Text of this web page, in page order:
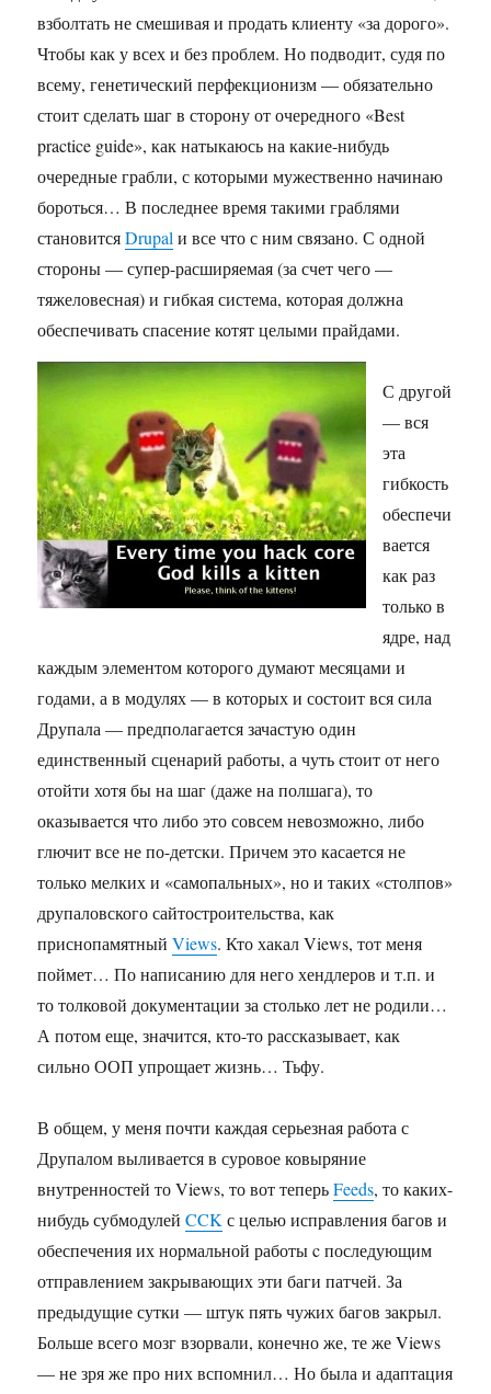
взболтать не смешивая и продать клиенту «за дорого».
Чтобы как у всех и без проблем. Но подводит, судя по
всему, генетический перфекционизм — обязательно
стоит сделать шаг в сторону от очередного «Best
practice guide», как натыкаюсь на какие-нибудь
очередные грабли, с которыми мужественно начинаю
бороться… В последнее время такими граблями
становитсяDrupal и все что с ним связано. С одной
стороны — супер-расширяемая (за счет чего —
тяжеловесная) и гибкая система, которая должна
обеспечивать спасение котят целыми прайдами.
С другой
— вся
эта
гибкость
обеспечи
вается
как раз
только в
ядре, над
каждым элементом которого думают месяцами и
годами, а в модулях — в которых и состоит вся сила
Друпала — предполагается зачастую один
единственный сценарий работы, а чуть стоит от него
отойти хотя бы на шаг (даже на полшага), то
оказывается что либо это совсем невозможно, либо
глючит все не по-детски. Причем это касается не
только мелких и «самопальных», но и таких «столпов»
друпаловского сайтостроительства, как
приснопамятныйViews. Кто хакал Views, тот меня
поймет… По написанию для него хендлеров и т.п. и
то толковой документации за столько лет не родили…
А потом еще, значится, кто-то рассказывает, как
сильно ООП упрощает жизнь… Тьфу.
В общем, у меня почти каждая серьезная работа с
Друпалом выливается в суровое ковыряние
внутренностей то Views, то вот теперьFeeds, то каких-
нибудь субмодулейCCK с целью исправления багов и
обеспечения их нормальной работы c последующим
отправлением закрывающих эти баги патчей. За
предыдущие сутки — штук пять чужих багов закрыл.
Больше всего мозг взорвали, конечно же, те же Views
— не зря же про них вспомнил… Но была и адаптация